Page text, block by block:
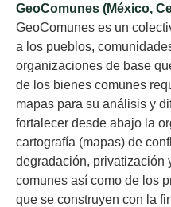
GeoComunes (México,
GeoComunes es un
a los pueblos,
organizaciones de base
de los bienes comunes
mapas para su análisis y
fortalecer desde abajo la
cartografía (mapas) de
degradación, privatización
comunes así como de los
que se construyen con la